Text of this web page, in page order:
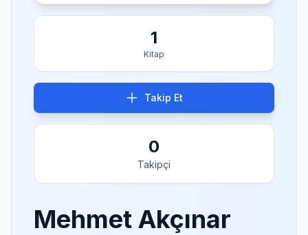
1
Kitap
Takip Et
0
Takipçi
Mehmet Akçınar